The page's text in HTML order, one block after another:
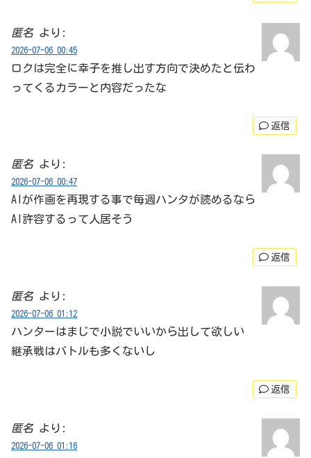
匿名 より:
2026-07-06 00:45
ロクは完全に幸子を推し出す方向で決めたと伝わ
ってくるカラーと内容だったな
返信
匿名 より:
2026-07-06 00:47
AIが作画を再現する事で毎週ハンタが読めるなら
AI許容するって人居そう
返信
匿名 より:
2026-07-06 01:12
ハンターはまじで小説でいいから出して欲しい
継承戦はバトルも多くないし
返信
匿名 より:
2026-07-06 01:16